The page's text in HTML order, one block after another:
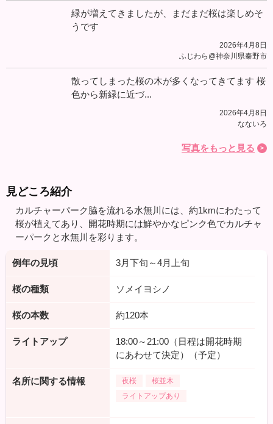
緑が増えてきましたが、まだまだ桜は楽しめそ
うです
2026年4月8日
ふじわら@神奈川県秦野市
散ってしまった桜の木が多くなってきてます 桜
色から新緑に近づ...
2026年4月8日
なないろ
写真をもっと見る
見どころ紹介
カルチャーパーク脇を流れる水無川には、約1kmにわたって
桜が植えてあり、開花時期には鮮やかなピンク色でカルチャ
ーパークと水無川を彩ります。
例年の見頃 3月下旬～4月上旬
桜の種類 ソメイヨシノ
桜の本数 約120本
ライトアップ
18:00～21:00（日程は開花時期
にあわせて決定）（予定）
名所に関する情報 夜桜
桜並木
ライトアップあり